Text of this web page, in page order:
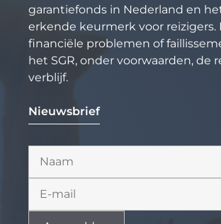
garantiefonds in Nederland en
erkende keurmerk voor reizigers.
financiële problemen of
het SGR, onder voorwaarden, de
verblijf.
Nieuwsbrief